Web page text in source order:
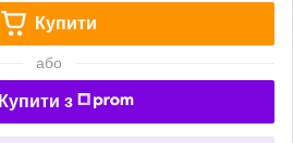
Купити
або
Купити з